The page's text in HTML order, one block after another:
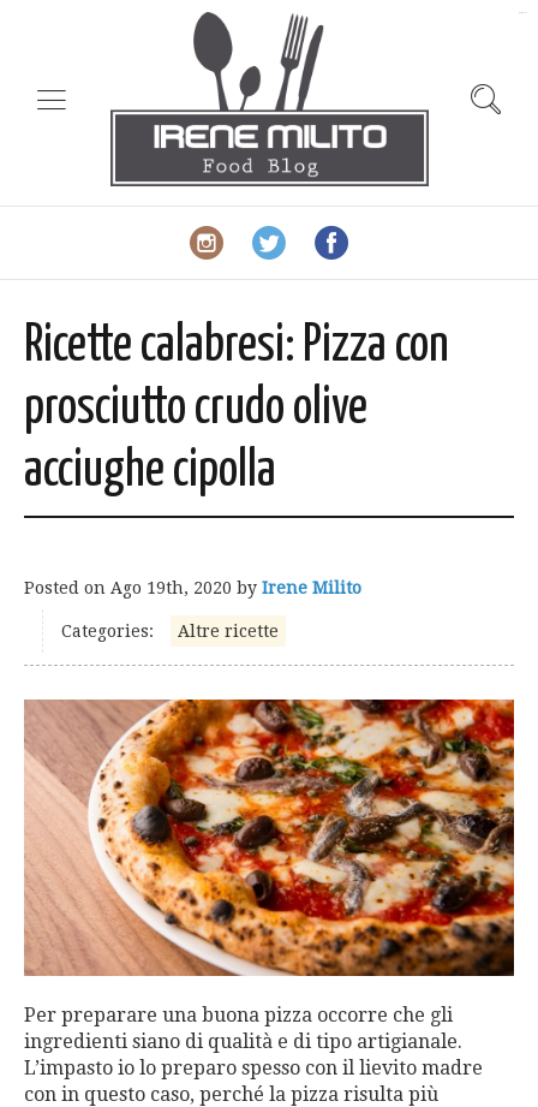
Ricette calabresi: Pizza con
prosciutto crudo olive
acciughe cipolla
Posted on Ago 19th, 2020 by Irene Milito
Categories: Altre ricette
Per preparare una buona pizza occorre che gli
ingredienti siano di qualità e di tipo artigianale.
L’impasto io lo preparo spesso con il lievito madre
con in questo caso, perché la pizza risulta più